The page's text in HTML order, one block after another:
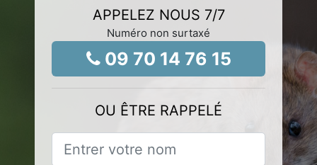
APPELEZ NOUS 7/7
Numéro non surtaxé
09 70 14 76 15
OU ÊTRE RAPPELÉ